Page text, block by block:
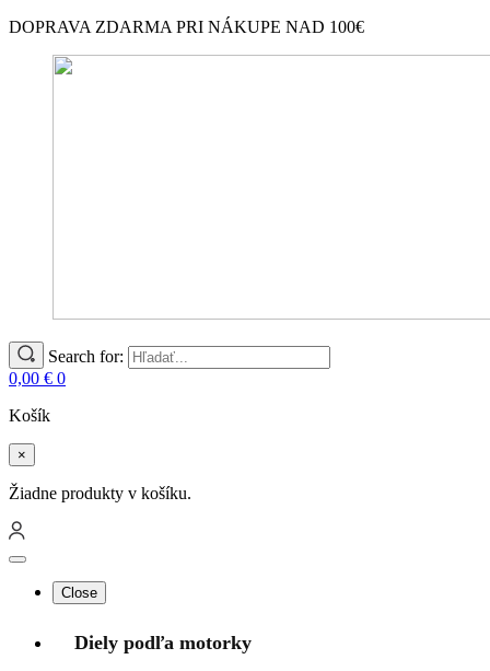
DOPRAVA ZDARMA PRI NÁKUPE NAD 100€
Search for:
0,00 € 0
Košík
×
Žiadne produkty v košíku.
Close
Diely podľa motorky